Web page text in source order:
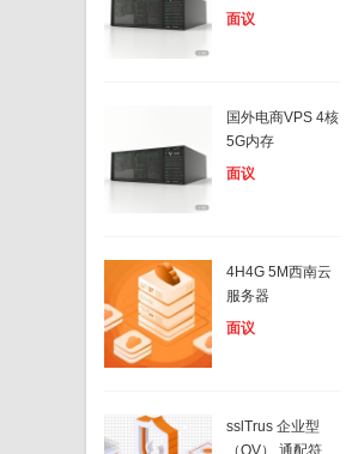
面议
国外电商VPS 4核
5G内存
面议
4H4G 5M西南云
服务器
面议
sslTrus 企业型
（OV） 通配符